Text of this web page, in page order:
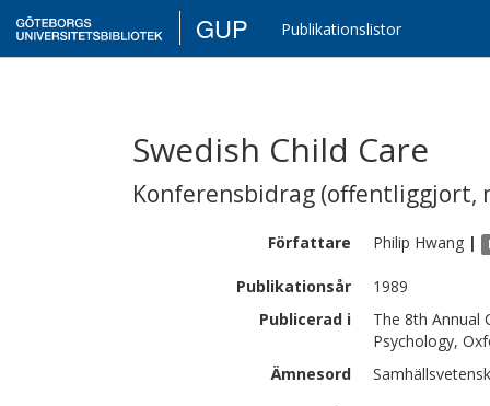
GUP Publikationslistor
Swedish Child Care
Konferensbidrag (offentliggjort,
Författare Philip Hwang |
Publikationsår
1989
Publicerad i
The 8th Annual
Psychology,
Ämnesord